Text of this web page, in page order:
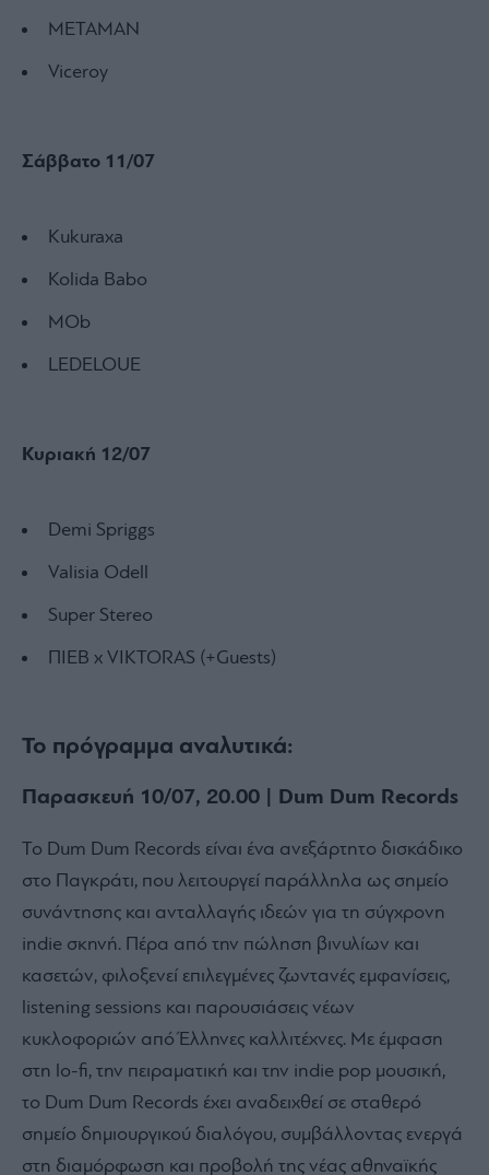
METAMAN
Viceroy
Σάββατο 11/07
Kukuraxa
Kolida Babo
MOb
LEDELOUE
Κυριακή 12/07
Demi Spriggs
Valisia Odell
Super Stereo
ΠΙΕΒ x VIKTORAS (+Guests)
Το πρόγραμμα αναλυτικά:
Παρασκευή 10/07, 20.00 | Dum Dum Records
Το Dum Dum Records είναι ένα ανεξάρτητο δισκάδικο
στο Παγκράτι, που λειτουργεί παράλληλα ως σημείο
συνάντησης και ανταλλαγής ιδεών για τη σύγχρονη
indie σκηνή. Πέρα από την πώληση βινυλίων και
κασετών, φιλοξενεί επιλεγμένες ζωντανές εμφανίσεις,
listening sessions και παρουσιάσεις νέων
κυκλοφοριών από Έλληνες καλλιτέχνες. Με έμφαση
στη lo-fi, την πειραματική και την indie pop μουσική,
το Dum Dum Records έχει αναδειχθεί σε σταθερό
σημείο δημιουργικού διαλόγου, συμβάλλοντας ενεργά
στη διαμόρφωση και προβολή της νέας αθηναϊκής